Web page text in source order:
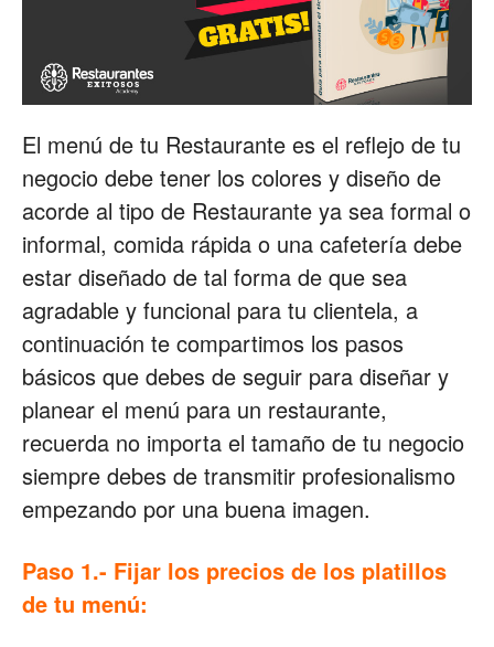
de
Restaurantes
|
Marketing
para
El menú de tu Restaurante es el reflejo de tu
negocio debe tener los colores y diseño de
acorde al tipo de Restaurante ya sea formal o
informal, comida rápida o una cafetería debe
estar diseñado de tal forma de que sea
agradable y funcional para tu clientela, a
continuación te compartimos los pasos
básicos que debes de seguir para diseñar y
planear el menú para un restaurante,
recuerda no importa el tamaño de tu negocio
siempre debes de transmitir profesionalismo
empezando por una buena imagen.
Paso 1.- Fijar los precios de los platillos
de tu menú: